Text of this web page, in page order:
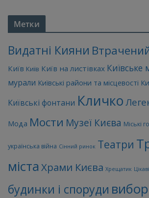
Метки
Видатні Кияни
Київ Київ Київ на листівках Київське
мурали Київські райони та місцевості
Київські фонтани Кличко
Мода Мости Музеї Києва Міські
українська війна Сінний ринок Театри
міста Храми Києва Хрещатик
будинки і споруди